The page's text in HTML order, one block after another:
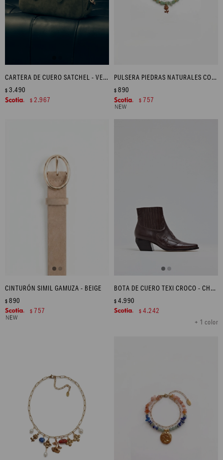
CARTERA DE CUERO SATCHEL - VERDE OLIVA
$ 3.490
$ 2.967
PULSERA PIEDRAS NATURALES CON DIJE ACERO - DORADO
$ 890
$ 757
CINTURÓN SIMIL GAMUZA - BEIGE
$ 890
$ 757
BOTA DE CUERO TEXI CROCO - CHOCOLATE
+ 1 color
$ 4.990
$ 4.242